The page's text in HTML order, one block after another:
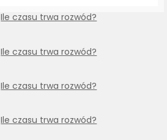
Ile czasu trwa rozwód?
Ile czasu trwa rozwód?
Ile czasu trwa rozwód?
Ile czasu trwa rozwód?